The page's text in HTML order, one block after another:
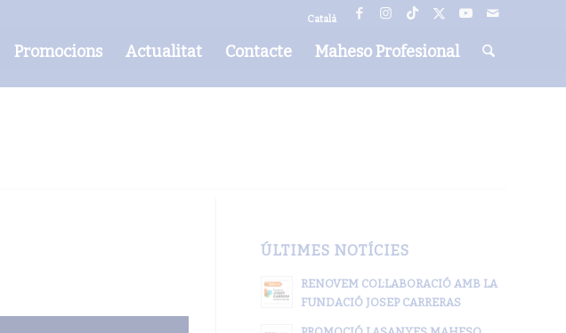
Català
Promocions Actualitat Contacte Maheso Profesional
ÚLTIMES NOTÍCIES
RENOVEM COL·LABORACIÓ AMB LA
FUNDACIÓ JOSEP CARRERAS